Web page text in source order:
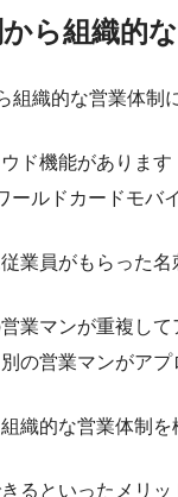
ら組織的
織的な営業体制
ド機能がありま
ルドカードモバ
業員がもらった
業マンが重複し
の営業マンがア
織的な営業体制
るといったメリ